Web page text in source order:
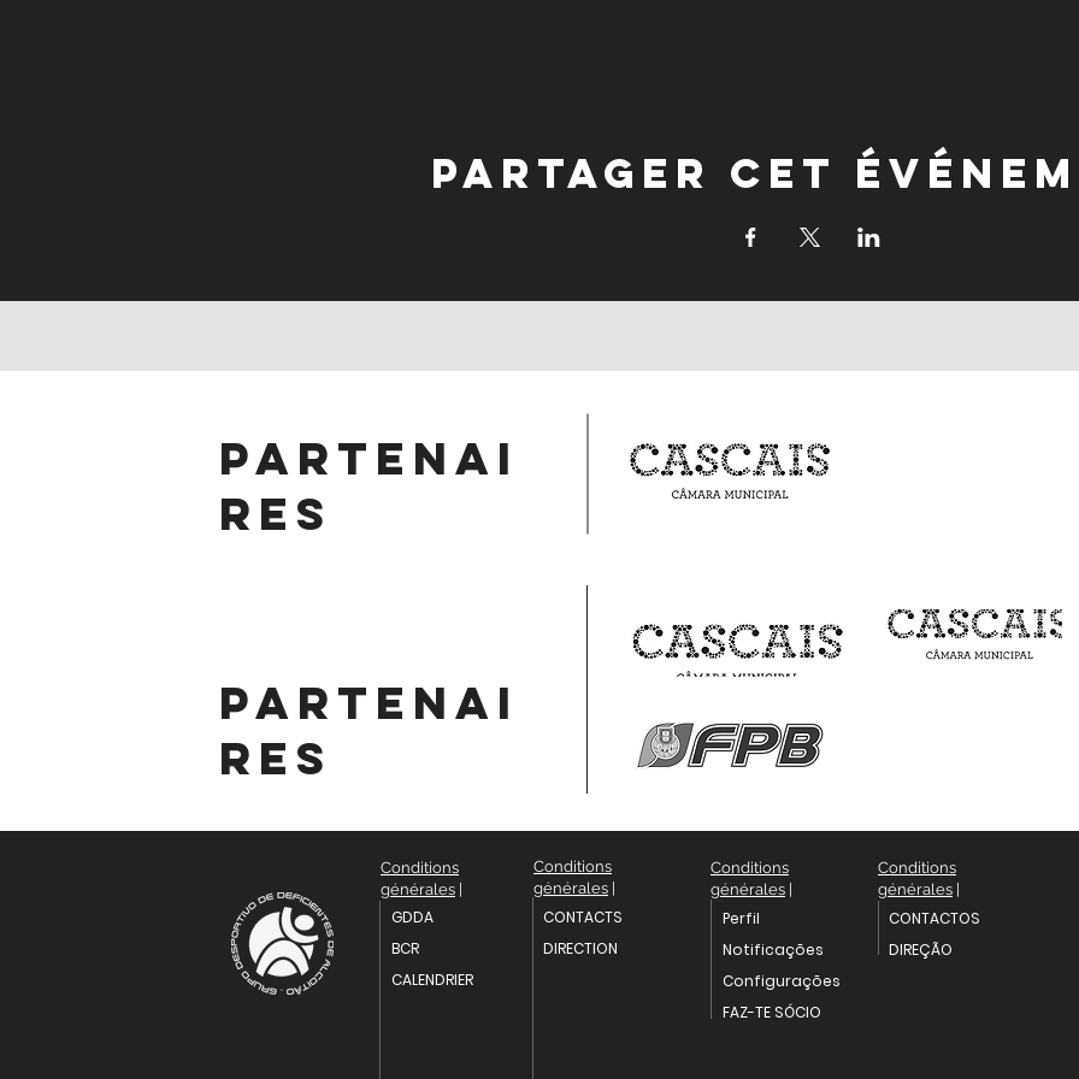
Partager cet
partenai
res
partenai
res
GDDA
BCR
CALENDRIER
CONTACTS
DIRECTION
Conditions
générales
Conditions
générales
Conditions
générales
Perfil
Notificações
Configurações
FAZ-TE SÓCIO
Conditions
générales
CONTACTOS
DIREÇÃO